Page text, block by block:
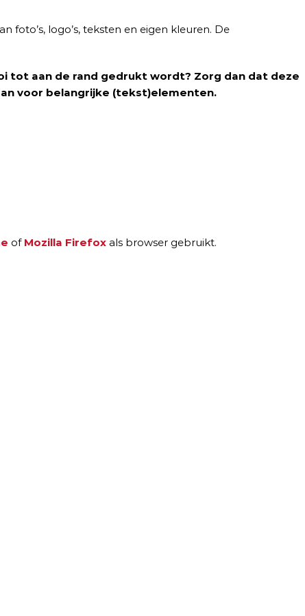
logo’s, teksten en eigen kleuren. De
tot aan de rand gedrukt wordt? Zorg dan dat deze
voor belangrijke (tekst)elementen.
of Mozilla Firefox als browser gebruikt.